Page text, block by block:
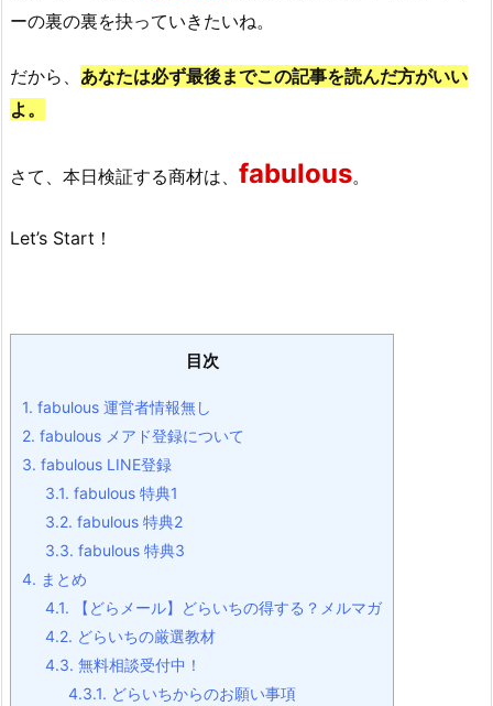
ーの裏の裏を抉っていきたいね。
だから、 あなたは必ず最後までこの記事を読んだ方がいい
よ。
さて、本日検証する商材は、 fabulous。
Let’s Start！
目次
1. fabulous 運営者情報無し
2. fabulous メアド登録について
3. fabulous LINE登録
3.1. fabulous 特典1
3.2. fabulous 特典2
3.3. fabulous 特典3
4. まとめ
4.1. 【どらメール】どらいちの得する？メルマガ
4.2. どらいちの厳選教材
4.3. 無料相談受付中！
4.3.1. どらいちからのお願い事項